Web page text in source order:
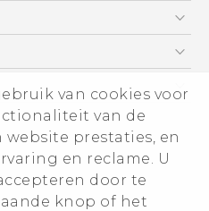
van cookies voor
van de
website prestaties, en
en reclame. U
door te
knop of het
zur Sicherheit und
start guide
manual
regulatory guide